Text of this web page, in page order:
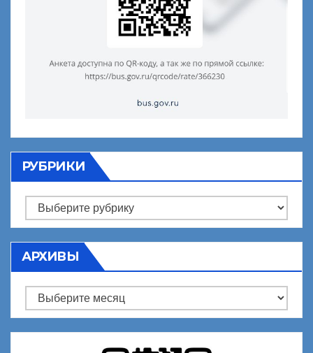
РУБРИКИ
Рубрики
АРХИВЫ
Архивы